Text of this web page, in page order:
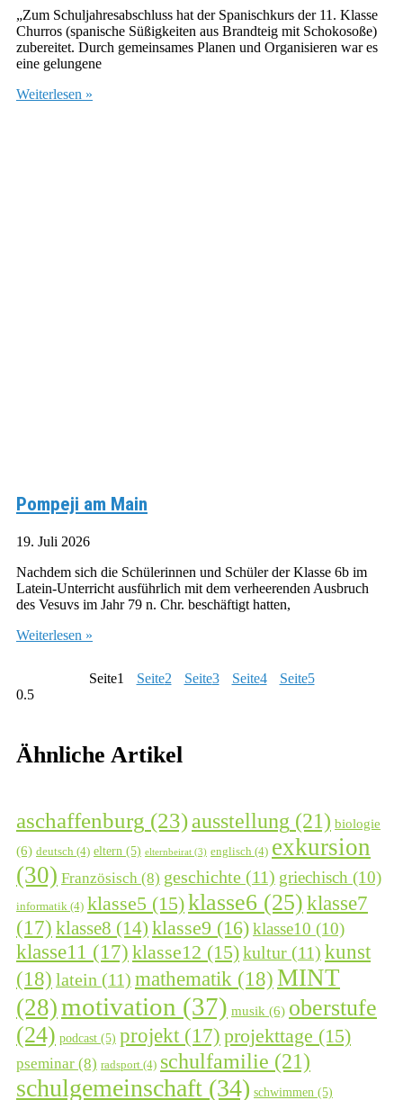
„Zum Schuljahresabschluss hat der Spanischkurs der 11. Klasse
Churros (spanische Süßigkeiten aus Brandteig mit Schokosoße)
zubereitet. Durch gemeinsames Planen und Organisieren war es
eine gelungene
Weiterlesen »
Pompeji am Main
19. Juli 2026
Nachdem sich die Schülerinnen und Schüler der Klasse 6b im
Latein-Unterricht ausführlich mit dem verheerenden Ausbruch
des Vesuvs im Jahr 79 n. Chr. beschäftigt hatten,
Weiterlesen »
Seite1 Seite2 Seite3 Seite4 Seite5
Ähnliche Artikel
aschaffenburg (23)ausstellung (21) biologie
(6) deutsch (4) eltern (5) elternbeirat (3) englisch (4) exkursion
(30) Französisch (8) geschichte (11) griechisch (10)
informatik (4) klasse5 (15)klasse6 (25) klasse7
(17) klasse8 (14) klasse9 (16)klasse10 (10)
klasse11 (17) klasse12 (15)kultur (11) kunst
(18) latein (11) mathematik (18)MINT
(28)motivation (37) musik (6) oberstufe
(24) podcast (5) projekt (17) projekttage (15)
pseminar (8) radsport (4) schulfamilie (21)
schulgemeinschaft (34) schwimmen (5)